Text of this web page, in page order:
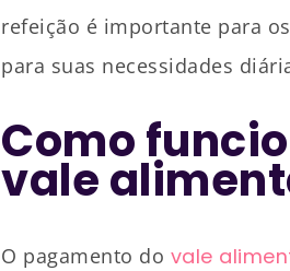
refeição é importante para
para suas necessidades
Como
vale
O pagamento do vale